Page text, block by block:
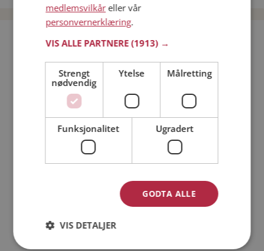
Bli medlem gratis!
Jeg er en: Mann Kvinne
Min alder:
Jeg akseptererMedlemsvilkårene
medlemsvilkåreller vår
personvernerklæring.
VIS ALLE PARTNERE(1913) →
Strengt
nødvendig
Ytelse Målretting
Funksjonalitet Ugradert
GODTA ALLE
VIS DETALJER